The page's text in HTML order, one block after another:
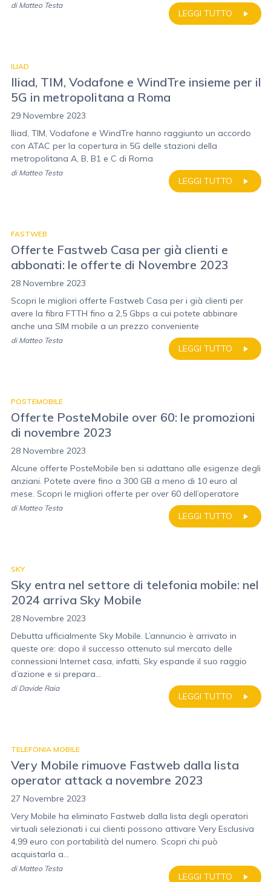
LEGGI TUTTO
di Matteo Testa
ILIAD
Iliad, TIM, Vodafone e WindTre insieme per il
5G in metropolitana a Roma
29 Novembre 2023
Iliad, TIM, Vodafone e WindTre hanno raggiunto un accordo
con ATAC per la copertura in 5G delle stazioni della
metropolitana A, B, B1 e C di Roma
LEGGI TUTTO
di Matteo Testa
FASTWEB
Offerte Fastweb Casa per già clienti e
abbonati: le offerte di Novembre 2023
28 Novembre 2023
Scopri le migliori offerte Fastweb Casa per i già clienti per
avere la fibra FTTH fino a 2,5 Gbps a cui potete abbinare
anche una SIM mobile a un prezzo conveniente
LEGGI TUTTO
di Matteo Testa
POSTEMOBILE
Offerte PosteMobile over 60: le promozioni
di novembre 2023
28 Novembre 2023
Alcune offerte PosteMobile ben si adattano alle esigenze degli
anziani. Potete avere fino a 300 GB a meno di 10 euro al
mese. Scopri le migliori offerte per over 60 dell’operatore
LEGGI TUTTO
di Matteo Testa
SKY
Sky entra nel settore di telefonia mobile: nel
2024 arriva Sky Mobile
28 Novembre 2023
Debutta ufficialmente Sky Mobile. L’annuncio è arrivato in
queste ore: dopo il successo ottenuto sul mercato delle
connessioni Internet casa, infatti, Sky espande il suo raggio
d’azione e si prepara...
LEGGI TUTTO
di Davide Raia
TELEFONIA MOBILE
Very Mobile rimuove Fastweb dalla lista
operator attack a novembre 2023
27 Novembre 2023
Very Mobile ha eliminato Fastweb dalla lista degli operatori
virtuali selezionati i cui clienti possono attivare Very Esclusiva
4,99 euro con portabilità del numero. Scopri chi può
acquistarla a...
LEGGI TUTTO
di Matteo Testa